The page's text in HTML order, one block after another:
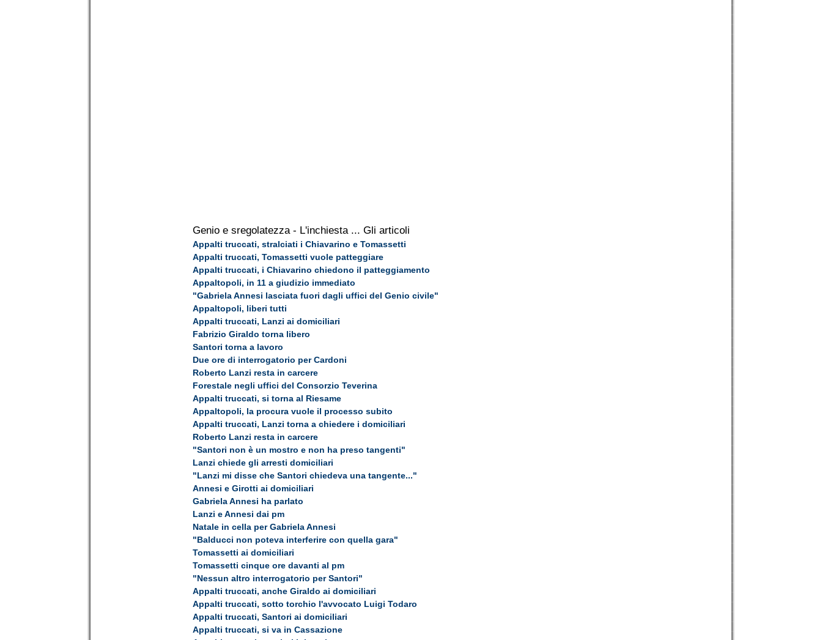
Genio e sregolatezza - L'inchiesta ... Gli articoli
Appalti truccati, stralciati i Chiavarino e Tomassetti
Appalti truccati, Tomassetti vuole patteggiare
Appalti truccati, i Chiavarino chiedono il patteggiamento
Appaltopoli, in 11 a giudizio immediato
"Gabriela Annesi lasciata fuori dagli uffici del Genio civile"
Appaltopoli, liberi tutti
Appalti truccati, Lanzi ai domiciliari
Fabrizio Giraldo torna libero
Santori torna a lavoro
Due ore di interrogatorio per Cardoni
Roberto Lanzi resta in carcere
Forestale negli uffici del Consorzio Teverina
Appalti truccati, si torna al Riesame
Appaltopoli, la procura vuole il processo subito
Appalti truccati, Lanzi torna a chiedere i domiciliari
Roberto Lanzi resta in carcere
"Santori non è un mostro e non ha preso tangenti"
Lanzi chiede gli arresti domiciliari
"Lanzi mi disse che Santori chiedeva una tangente..."
Annesi e Girotti ai domiciliari
Gabriela Annesi ha parlato
Lanzi e Annesi dai pm
Natale in cella per Gabriela Annesi
"Balducci non poteva interferire con quella gara"
Tomassetti ai domiciliari
Tomassetti cinque ore davanti al pm
"Nessun altro interrogatorio per Santori"
Appalti truccati, anche Giraldo ai domiciliari
Appalti truccati, sotto torchio l'avvocato Luigi Todaro
Appalti truccati, Santori ai domiciliari
Appalti truccati, si va in Cassazione